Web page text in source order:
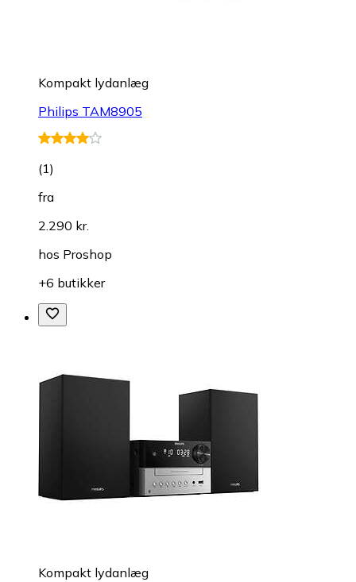
Kompakt lydanlæg
Philips TAM8905
(1)
fra
2.290 kr.
hos Proshop
+6 butikker
Kompakt lydanlæg